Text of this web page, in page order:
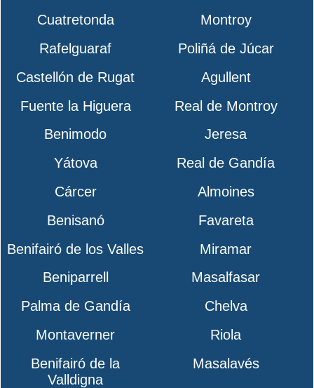
Cuatretonda
Montroy
Rafelguaraf
Poliñá de Júcar
Castellón de Rugat
Agullent
Fuente la Higuera
Real de Montroy
Benimodo
Jeresa
Yátova
Real de Gandía
Cárcer
Almoines
Benisanó
Favareta
Benifairó de los Valles
Miramar
Beniparrell
Masalfasar
Palma de Gandía
Chelva
Montaverner
Riola
Benifairó de la
Valldigna
Masalavés